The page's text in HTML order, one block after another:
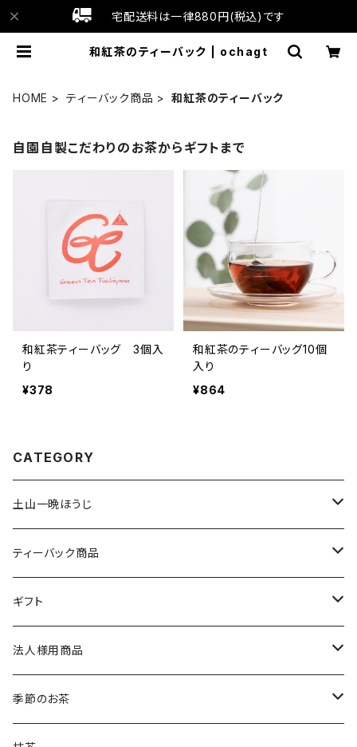
宅配送料は一律880円(税込)です
和紅茶のティーバック | ochagt
HOME ティーバック商品 和紅茶のティーバック
自園自製こだわりのお茶からギフトまで
和紅茶ティーバッグ 3個入
り
¥378
和紅茶のティーバッグ10個
入り
¥864
CATEGORY
土山一晩ほうじ
土山一晩ほうじ 木蘭（もくらん）
土山一晩ほうじ 路考（ろこう）
土山一晩ほうじフィナンシェ
ティーバック商品
緑茶のティーバック
和紅茶のティーバック
ほうじ茶のティーバック
ギフト
かぶせ茶
和紅茶とフィナンシェ
法人様用商品
微粉末かぶせ茶
季節のお茶